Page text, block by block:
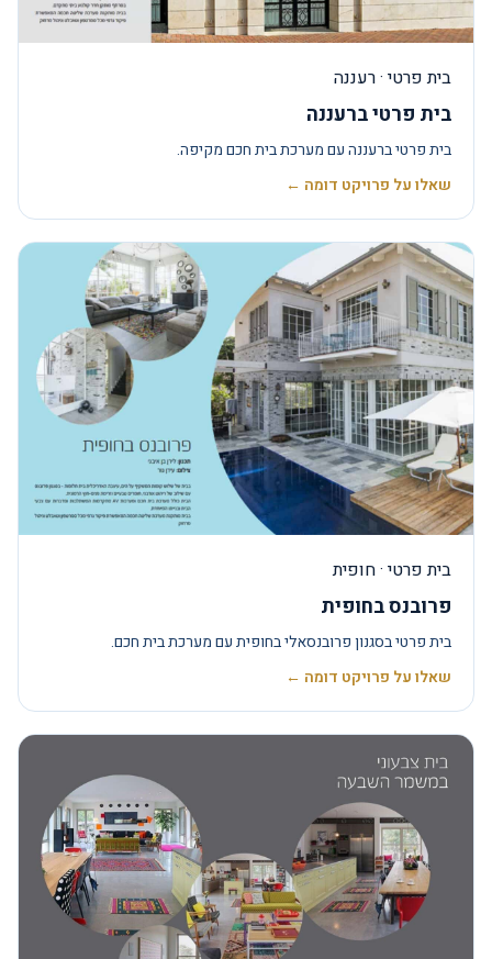
בית פרטי · רעננה
בית פרטי ברעננה
בית פרטי ברעננה עם מערכת בית חכם מקיפה.
שאלו על פרויקט דומה ←
בית פרטי · חופית
פרובנס בחופית
בית פרטי בסגנון פרובנסאלי בחופית עם מערכת בית חכם.
שאלו על פרויקט דומה ←